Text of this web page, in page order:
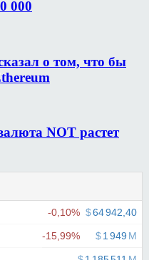
000
о том, что бы
NOT растет